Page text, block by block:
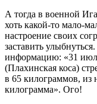
А тогда в военной
хоть какой-то мало-
настроение своих
заставить
информацию: «31
(Плахинская коса)
в 65 килограммов, из
килограмма». Ого!